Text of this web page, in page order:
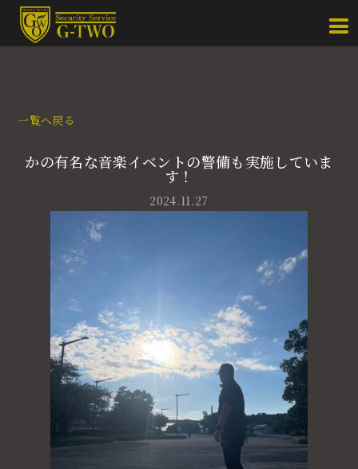
一覧へ戻る
かの有名な音楽イベントの警備も実施していま
す！
2024.11.27